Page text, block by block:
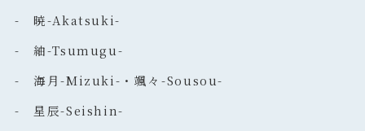
- 暁-Akatsuki-
- 紬-Tsumugu-
- 海月-Mizuki-・颯々-Sousou-
- 星辰-Seishin-